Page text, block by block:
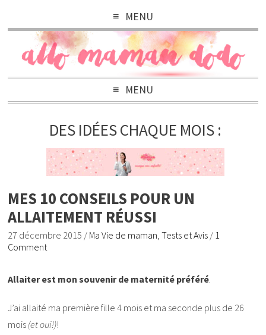
MENU
MENU
DES IDÉES CHAQUE MOIS :
MES 10 CONSEILS POUR UN
ALLAITEMENT RÉUSSI
27 décembre 2015 / Ma Vie de maman ,Tests et Avis / 1
Comment
Allaiter est mon souvenir de maternité préféré
J’ai allaité ma première fille 4 mois et ma seconde plus de 26
mois (et oui!)!